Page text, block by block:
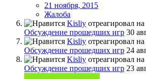
21 ноября, 2015
Жалоба
Kisliy отреагировал
Обсуждение прошедших игр 30
Kisliy отреагировал
Обсуждение прошедших игр 24
Kisliy отреагировал
Обсуждение прошедших игр 23